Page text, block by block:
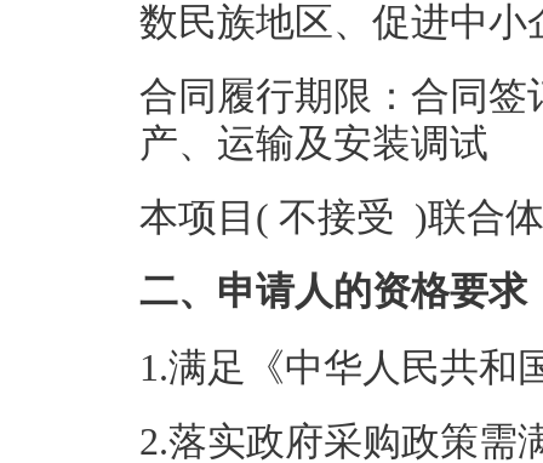
数民族地区、促进中
合同履行期限：合同签
产、运输及安装调试
本项目( 不接受 )联合
二、申请人的资格要求
1.满足《中华人民共和
2.落实政府采购政策需